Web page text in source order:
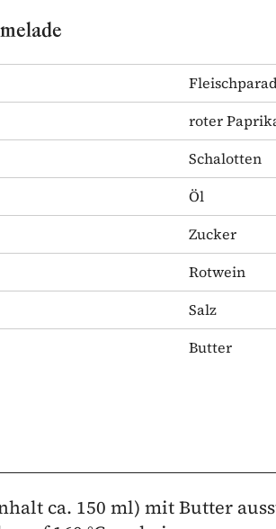
roter
Schalotten
Öl
Zucker
Rotwein
Salz
Butter
ca. 150 ml) mit Butter